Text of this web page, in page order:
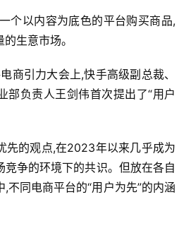
个以内容为底色的平台购买商品,
生意市场。
商引力大会上,快手高级副总裁、
部负责人王剑伟首次提出了“用户
先的观点,在2023年以来几乎成为
争的环境下的共识。但放在各自
不同电商平台的“用户为先”的内涵